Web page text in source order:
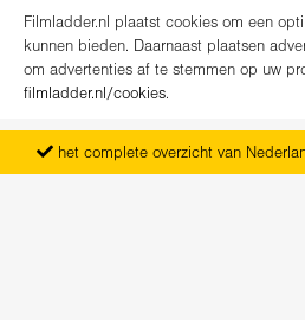
Filmladder.nl plaatst cookies om een
kunnen bieden. Daarnaast plaatsen
om advertenties af te stemmen op uw
filmladder.nl/cookies.
het complete overzicht van
vanaf maandag het